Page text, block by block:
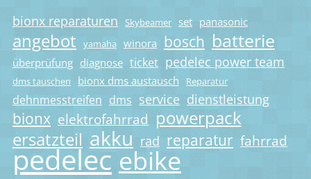
bionx reparaturen Skybeamer set panasonic
angebot yamaha winora bosch batterie
überprüfung diagnose ticket pedelec power team
dms tauschen bionx dms austausch Reparatur
dehnmesstreifen dms service dienstleistung
bionx elektrofahrrad powerpack
ersatzteil akku rad reparatur fahrrad
pedelec ebike